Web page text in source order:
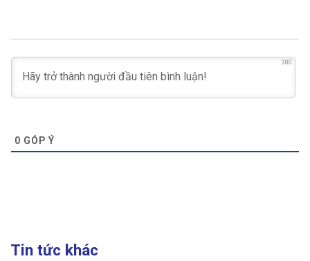
300
0 GÓP Ý
Tin tức khác